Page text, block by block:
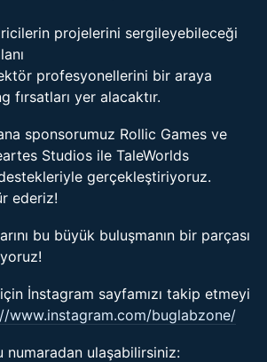
projelerini sergileyebileceği
profesyonellerini bir araya
fırsatları yer alacaktır.
sponsorumuz Rollic Games ve
Studios ile TaleWorlds
gerçekleştiriyoruz.
ederiz!
bu büyük buluşmanın bir parçası
İnstagram sayfamızı takip etmeyi
www.instagram.com/buglabzone/
numaradan ulaşabilirsiniz: